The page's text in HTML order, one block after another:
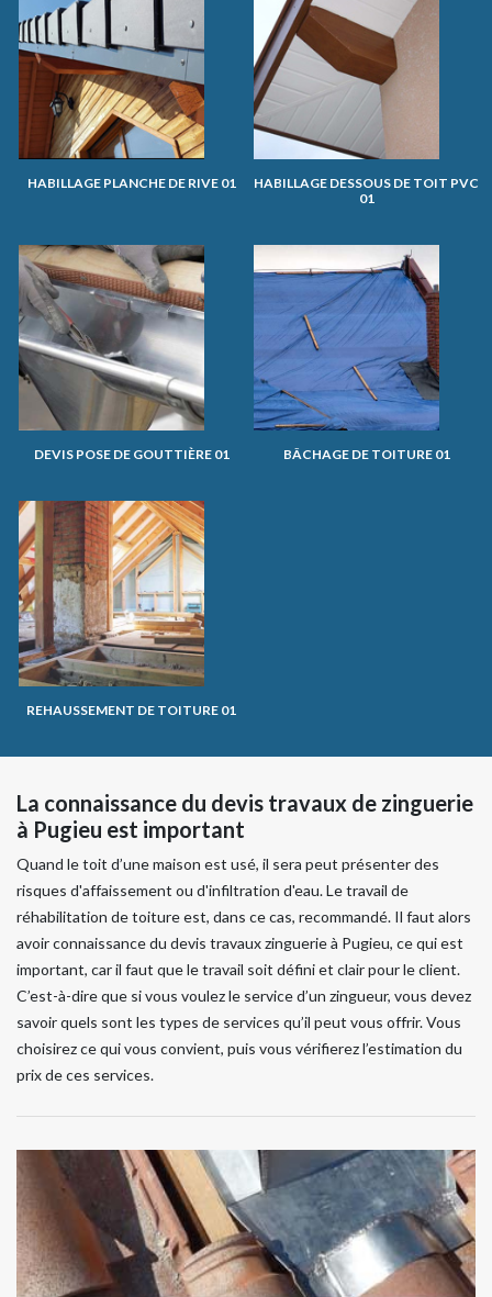
HABILLAGE PLANCHE DE RIVE 01
HABILLAGE DESSOUS DE TOIT PVC
01
DEVIS POSE DE GOUTTIÈRE 01 BÂCHAGE DE TOITURE 01
REHAUSSEMENT DE TOITURE 01
La connaissance du devis travaux de zinguerie
à Pugieu est important
Quand le toit d’une maison est usé, il sera peut présenter des
risques d'affaissement ou d'infiltration d'eau. Le travail de
réhabilitation de toiture est, dans ce cas, recommandé. Il faut alors
avoir connaissance du devis travaux zinguerie à Pugieu, ce qui est
important, car il faut que le travail soit défini et clair pour le client.
C’est-à-dire que si vous voulez le service d’un zingueur, vous devez
savoir quels sont les types de services qu’il peut vous offrir. Vous
choisirez ce qui vous convient, puis vous vérifierez l’estimation du
prix de ces services.